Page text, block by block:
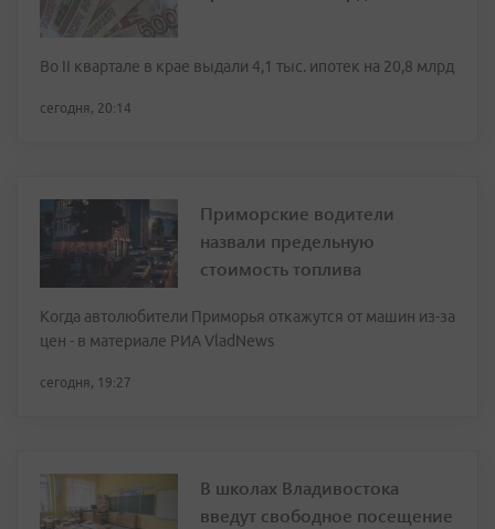
Во II квартале в крае выдали 4,1 тыс. ипотек на 20,8 млрд
сегодня, 20:14
Приморские водители
назвали предельную
стоимость топлива
Когда автолюбители Приморья откажутся от машин из-за
цен - в материале РИА VladNews
сегодня, 19:27
В школах Владивостока
введут свободное посещение